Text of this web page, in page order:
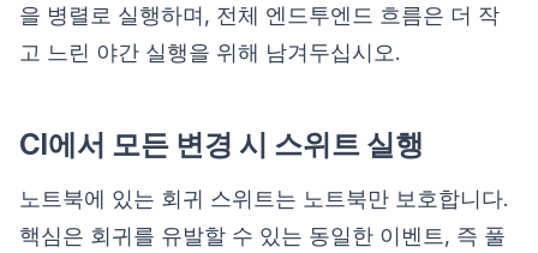
을 병렬로 실행하며, 전체 엔드투엔드 흐름은 더 작
고 느린 야간 실행을 위해 남겨두십시오.
CI에서 모든 변경 시 스위트 실행
노트북에 있는 회귀 스위트는 노트북만 보호합니다.
핵심은 회귀를 유발할 수 있는 동일한 이벤트, 즉 풀